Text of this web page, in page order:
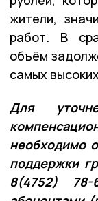
жители,
работ. В
объём
самых
Для
необходимо
поддержки
8(4752)